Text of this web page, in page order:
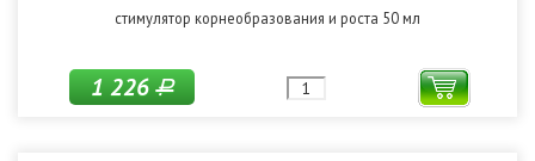
стимулятор корнеобразования и роста 50 мл
1 226Р